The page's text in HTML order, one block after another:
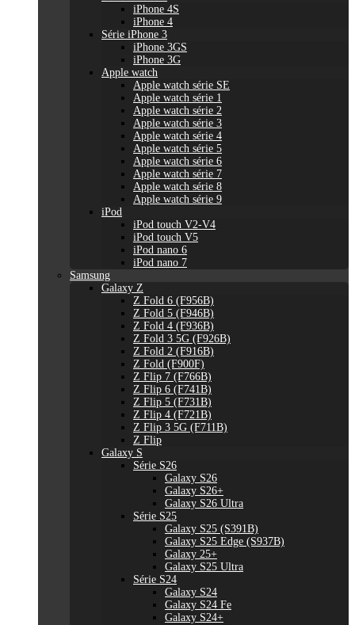
iPhone 4S
iPhone 4
Série iPhone 3
iPhone 3GS
iPhone 3G
Apple watch
Apple watch série SE
Apple watch série 1
Apple watch série 2
Apple watch série 3
Apple watch série 4
Apple watch série 5
Apple watch série 6
Apple watch série 7
Apple watch série 8
Apple watch série 9
iPod
iPod touch V2-V4
iPod touch V5
iPod nano 6
iPod nano 7
Samsung
Galaxy Z
Z Fold 6 (F956B)
Z Fold 5 (F946B)
Z Fold 4 (F936B)
Z Fold 3 5G (F926B)
Z Fold 2 (F916B)
Z Fold (F900F)
Z Flip 7 (F766B)
Z Flip 6 (F741B)
Z Flip 5 (F731B)
Z Flip 4 (F721B)
Z Flip 3 5G (F711B)
Z Flip
Galaxy S
Série S26
Galaxy S26
Galaxy S26+
Galaxy S26 Ultra
Série S25
Galaxy S25 (S391B)
Galaxy S25 Edge (S937B)
Galaxy 25+
Galaxy S25 Ultra
Série S24
Galaxy S24
Galaxy S24 Fe
Galaxy S24+